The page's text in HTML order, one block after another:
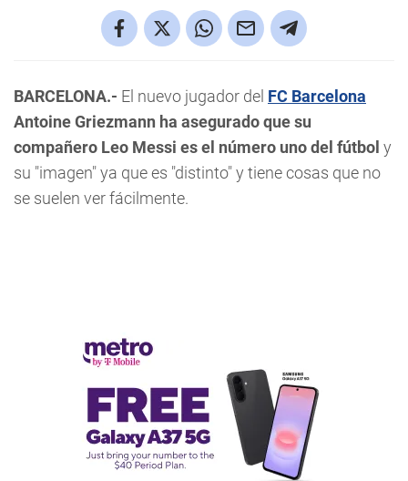
BARCELONA.- El nuevo jugador del FC Barcelona
Antoine Griezmann ha asegurado que su
compañero Leo Messi es el número uno del fútbol y
su "imagen" ya que es "distinto" y tiene cosas que no
se suelen ver fácilmente.